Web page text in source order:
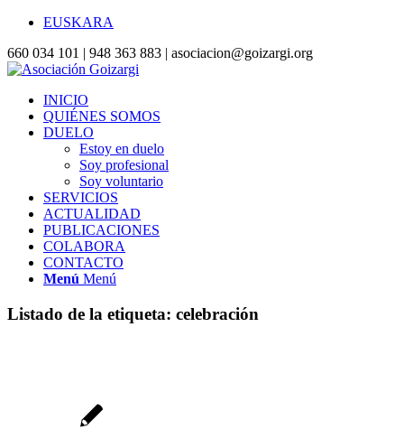
EUSKARA
660 034 101 | 948 363 883 | asociacion@goizargi.org
INICIO
QUIÉNES SOMOS
DUELO
Estoy en duelo
Soy profesional
Soy voluntario
SERVICIOS
ACTUALIDAD
PUBLICACIONES
COLABORA
CONTACTO
Menú Menú
Listado de la etiqueta: celebración